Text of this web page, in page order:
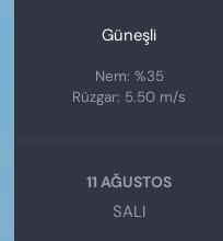
Güneşli
Nem: %35
Rüzgar: 5.50 m/s
11 AĞUSTOS
SALI